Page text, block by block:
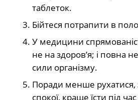
таблеток.
Бійтеся потрапити в
У медицини
не на здоров’я; і повна
сили організму.
Поради менше рухатися,
спокої, краще їсти під